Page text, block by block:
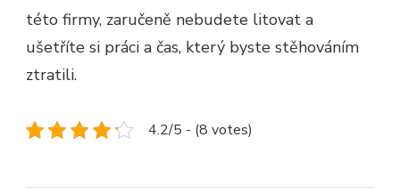
této firmy, zaručeně nebudete litovat a
ušetříte si práci a čas, který byste stěhováním
ztratili.
4.2/5 - (8 votes)